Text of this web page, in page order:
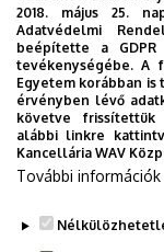
2026.
titkos
KUTATÁS
2018. május 25.
Adatvédelmi
beépítette a
tevékenységébe. A
Egyetem korábban
érvényben lévő
követve frissítettük
alábbi linkre
Kancellária WAV
További információk